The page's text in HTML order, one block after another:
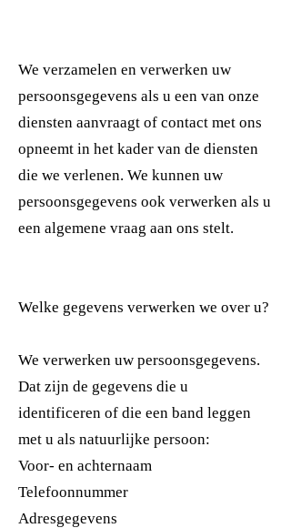
We verzamelen en verwerken uw
persoonsgegevens als u een van onze
diensten aanvraagt of contact met ons
opneemt in het kader van de diensten
die we verlenen. We kunnen uw
persoonsgegevens ook verwerken als u
een algemene vraag aan ons stelt.
Welke gegevens verwerken we over u?
We verwerken uw persoonsgegevens.
Dat zijn de gegevens die u
identificeren of die een band leggen
met u als natuurlijke persoon:
Voor- en achternaam
Telefoonnummer
Adresgegevens